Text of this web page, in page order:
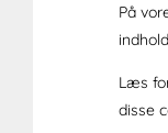
På
Læs
disse